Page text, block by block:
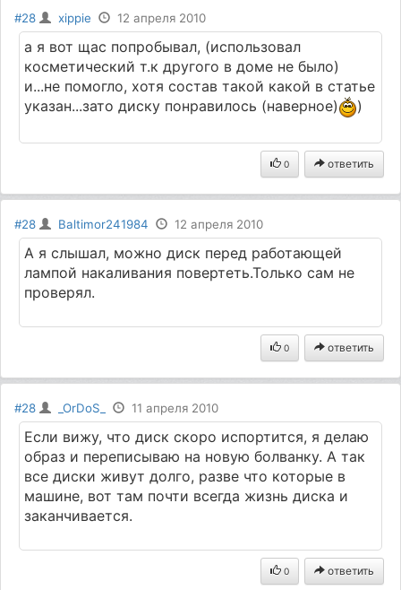
#28 xippie 12 апреля 2010
а я вот щас попробывал, (использовал
косметический т.к другого в доме не было)
и...не помогло, хотя состав такой какой в статье
указан...зато диску понравилось (наверное)
)
0 ответить
#28 Baltimor241984 12 апреля 2010
А я слышал, можно диск перед работающей
лампой накаливания повертеть.Только сам не
проверял.
0 ответить
#28 _OrDoS_ 11 апреля 2010
Если вижу, что диск скоро испортится, я делаю
образ и переписываю на новую болванку. А так
все диски живут долго, разве что которые в
машине, вот там почти всегда жизнь диска и
заканчивается.
0 ответить